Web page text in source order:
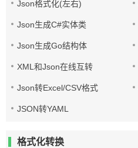
Json格式化(左右)
Json生成C#实体类
Json生成Go结构体
XML和Json在线互转
Json转Excel/CSV格式
JSON转YAML
格式化转换